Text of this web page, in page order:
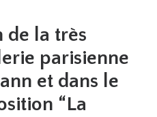
de la très
parisienne
et dans le
“La